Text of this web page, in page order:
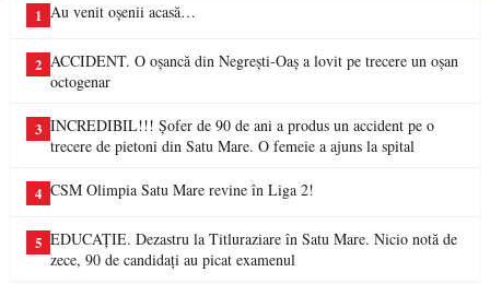
1 Au venit oșenii acasă…
2 ACCIDENT. O oșancă din Negrești-Oaș a lovit pe trecere un oșan
octogenar
3 INCREDIBIL!!! Șofer de 90 de ani a produs un accident pe o
trecere de pietoni din Satu Mare. O femeie a ajuns la spital
4 CSM Olimpia Satu Mare revine în Liga 2!
5 EDUCAȚIE. Dezastru la Titluraziare în Satu Mare. Nicio notă de
zece, 90 de candidați au picat examenul